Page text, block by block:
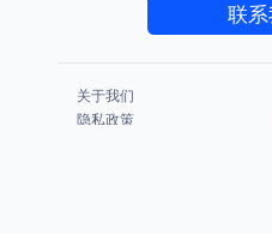
联
关于我们
隐私政策